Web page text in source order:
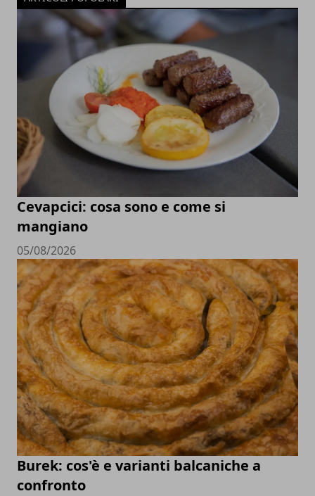
Cevapcici: cosa sono e come si
mangiano
05/08/2026
Burek: cos'è e varianti balcaniche a
confronto